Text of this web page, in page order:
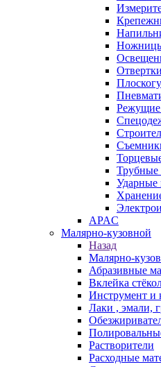
Трубные
Ударные
APAC
Малярно-кузовной
Назад
Малярно-
Абразивные
Вклейка
Инструмент и
Лаки , эмали,
Растворители
Расходные